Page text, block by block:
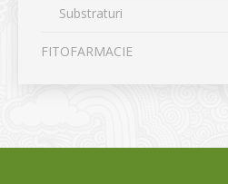
Substraturi
FITOFARMACIE